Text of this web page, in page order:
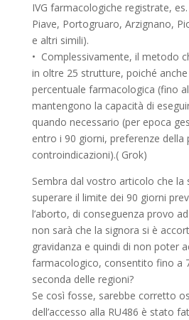
IVG farmacologiche registrate,
Piave, Portogruaro, Arzignano,
e altri simili).
• Complessivamente, il metodo
in oltre 25 strutture, poiché
percentuale farmacologica (fino
mantengono la capacità di
quando necessario (per epoca
entro i 90 giorni, preferenze della
controindicazioni).( Grok)
Sembra dal vostro articolo che la
superare il limite dei 90 giorni
l’aborto, di conseguenza provo
non sarà che la signora si è
gravidanza e quindi di non poter
farmacologico, consentito fino a
seconda delle regioni?
Se così fosse, sarebbe corretto
dell’accesso alla RU486 è stato